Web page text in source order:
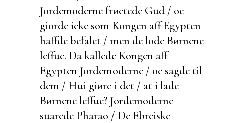
Jordemoderne frøctede Gud / oc
giorde icke som Kongen aff Egypten
haffde befalet / men de lode Børnene
leffue. Da kallede Kongen aff
Egypten Jordemoderne / oc sagde til
dem / Hui giøre i det / at i lade
Børnene leffue? Jordemoderne
suarede Pharao / De Ebreiske